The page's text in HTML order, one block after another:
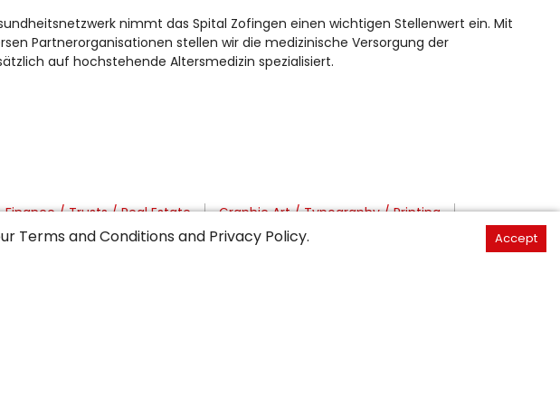
nimmt das Spital Zofingen einen wichtigen Stellenwert ein. Mit
Partnerorganisationen stellen wir die medizinische Versorgung der
auf hochstehende Altersmedizin spezialisiert.
Finance / Trusts / Real Estate
Graphic Art / Typography / Printing
/ Editorial
Medicine / Care / Therapy
Terms and Conditions and Privacy Policy. Accept